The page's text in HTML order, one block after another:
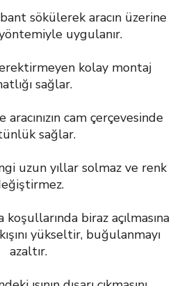
sökülerek aracın üzerine
uygulanır.
kolay montaj
sağlar.
aracınızın cam çerçevesinde
sağlar.
uzun yıllar solmaz ve renk
biraz açılmasına
yükseltir, buğulanmayı
azaltır.